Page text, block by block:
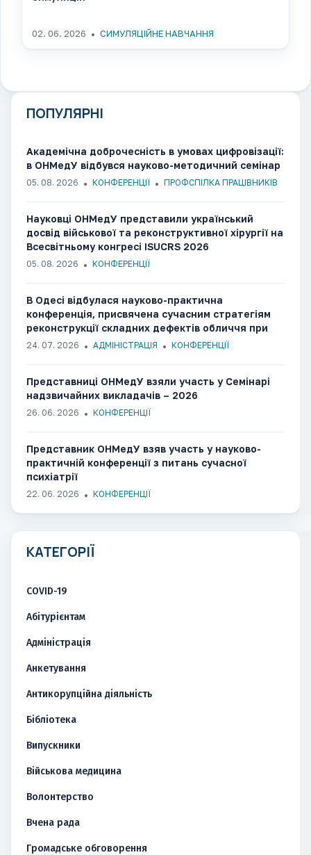
02. 06. 2026 СИМУЛЯЦІЙНЕ НАВЧАННЯ
ПОПУЛЯРНІ
Академічна доброчесність в умовах цифровізації:
в ОНМедУ відбувся науково-методичний семінар
05. 08. 2026 КОНФЕРЕНЦІЇ ПРОФСПІЛКА ПРАЦІВНИКІВ
Науковці ОНМедУ представили український
досвід військової та реконструктивної хірургії на
Всесвітньому конгресі ISUCRS 2026
05. 08. 2026 КОНФЕРЕНЦІЇ
В Одесі відбулася науково-практична
конференція, присвячена сучасним стратегіям
реконструкції складних дефектів обличчя при
вогнепальних пораненнях
24. 07. 2026 АДМІНІСТРАЦІЯ КОНФЕРЕНЦІЇ
Представниці ОНМедУ взяли участь у Семінарі
надзвичайних викладачів – 2026
26. 06. 2026 КОНФЕРЕНЦІЇ
Представник ОНМедУ взяв участь у науково-
практичній конференції з питань сучасної
психіатрії
22. 06. 2026 КОНФЕРЕНЦІЇ
КАТЕГОРІЇ
COVID-19
Абітурієнтам
Адміністрація
Анкетування
Антикорупційна діяльність
Бібліотека
Випускники
Військова медицина
Волонтерство
Вчена рада
Громадське обговорення